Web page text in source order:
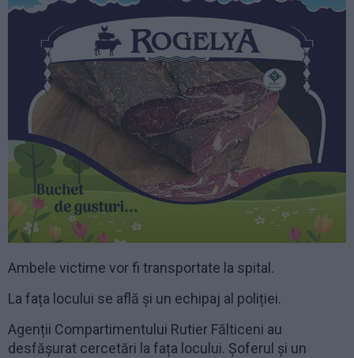
Ambele victime vor fi transportate la spital.
La fața locului se află și un echipaj al poliției.
Agenții Compartimentului Rutier Fălticeni au
desfășurat cercetări la fața locului. Șoferul și un